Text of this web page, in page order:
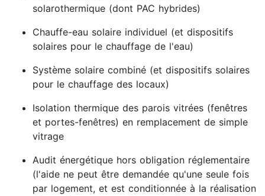
solarothermique (dont PAC hybrides)
Chauffe-eau solaire individuel (et dispositifs
solaires pour le chauffage de l'eau)
Système solaire combiné (et dispositifs solaires
pour le chauffage des locaux)
Isolation thermique des parois vitrées (fenêtres
et portes-fenêtres) en remplacement de simple
vitrage
Audit énergétique hors obligation réglementaire
(l'aide ne peut être demandée qu'une seule fois
par logement, et est conditionnée à la réalisation